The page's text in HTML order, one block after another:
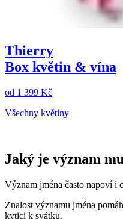
Thierry
Box květin & vína
od 1 399 Kč
Všechny květiny
Jaký je význam
Význam jména často napoví i
Znalost významu jména
kytici k svátku.